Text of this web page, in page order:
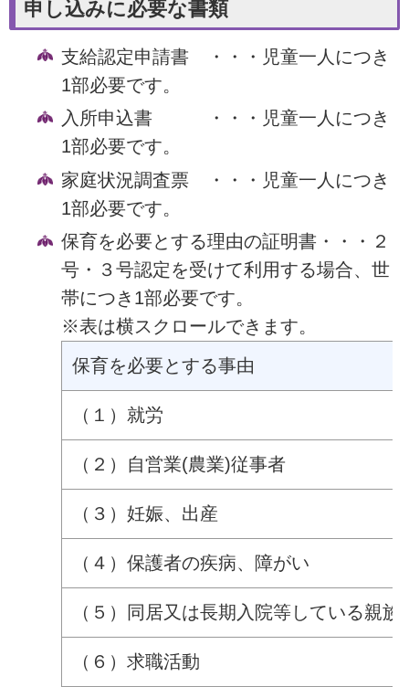
申し込みに必要な書類
支給認定申請書 ・・・児童一人につき
1部必要です。
入所申込書 ・・・児童一人につき
1部必要です。
家庭状況調査票 ・・・児童一人につき
1部必要です。
保育を必要とする理由の証明書・・・２
号・３号認定を受けて利用する場合、世
帯につき1部必要です。
※表は横スクロールできます。
保育を必要とする事由
（１）就労
（２）自営業(農業)従事者
（３）妊娠、出産
（４）保護者の疾病、障がい
（５）同居又は長期入院等している親
（６）求職活動